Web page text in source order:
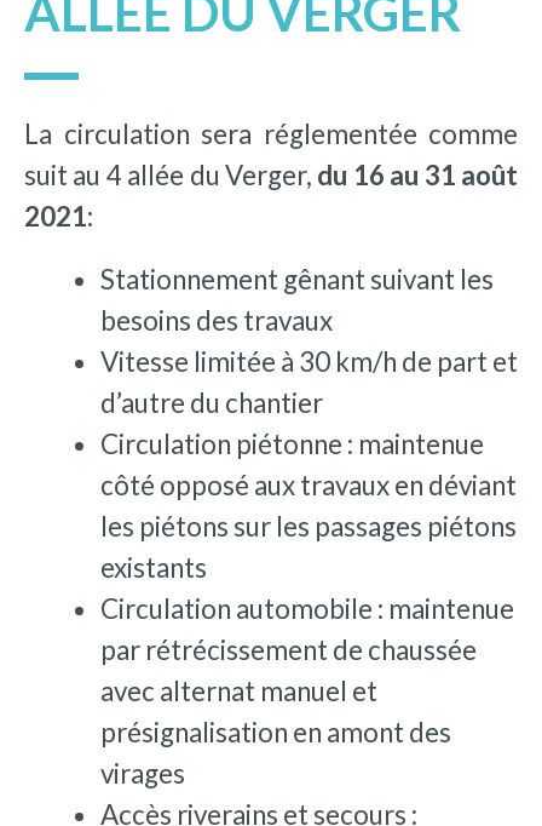
ALLÉE DU VERGER
La circulation sera réglementée comme
suit au 4 allée du Verger, du 16 au 31 août
2021:
Stationnement gênant suivant les
besoins des travaux
Vitesse limitée à 30 km/h de part et
d’autre du chantier
Circulation piétonne : maintenue
côté opposé aux travaux en déviant
les piétons sur les passages piétons
existants
Circulation automobile : maintenue
par rétrécissement de chaussée
avec alternat manuel et
présignalisation en amont des
virages
Accès riverains et secours :